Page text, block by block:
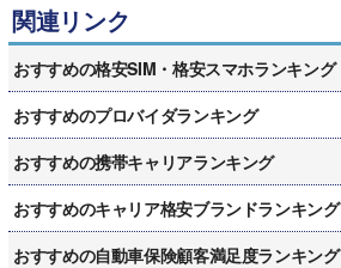
関連リンク
おすすめの格安SIM・格安スマホランキング
おすすめのプロバイダランキング
おすすめの携帯キャリアランキング
おすすめのキャリア格安ブランドランキング
おすすめの自動車保険顧客満足度ランキング